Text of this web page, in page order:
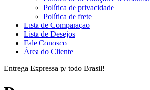
Política de privacidade
Política de frete
Lista de Comparação
Lista de Desejos
Fale Conosco
Área do Cliente
Entrega Expressa p/ todo Brasil!